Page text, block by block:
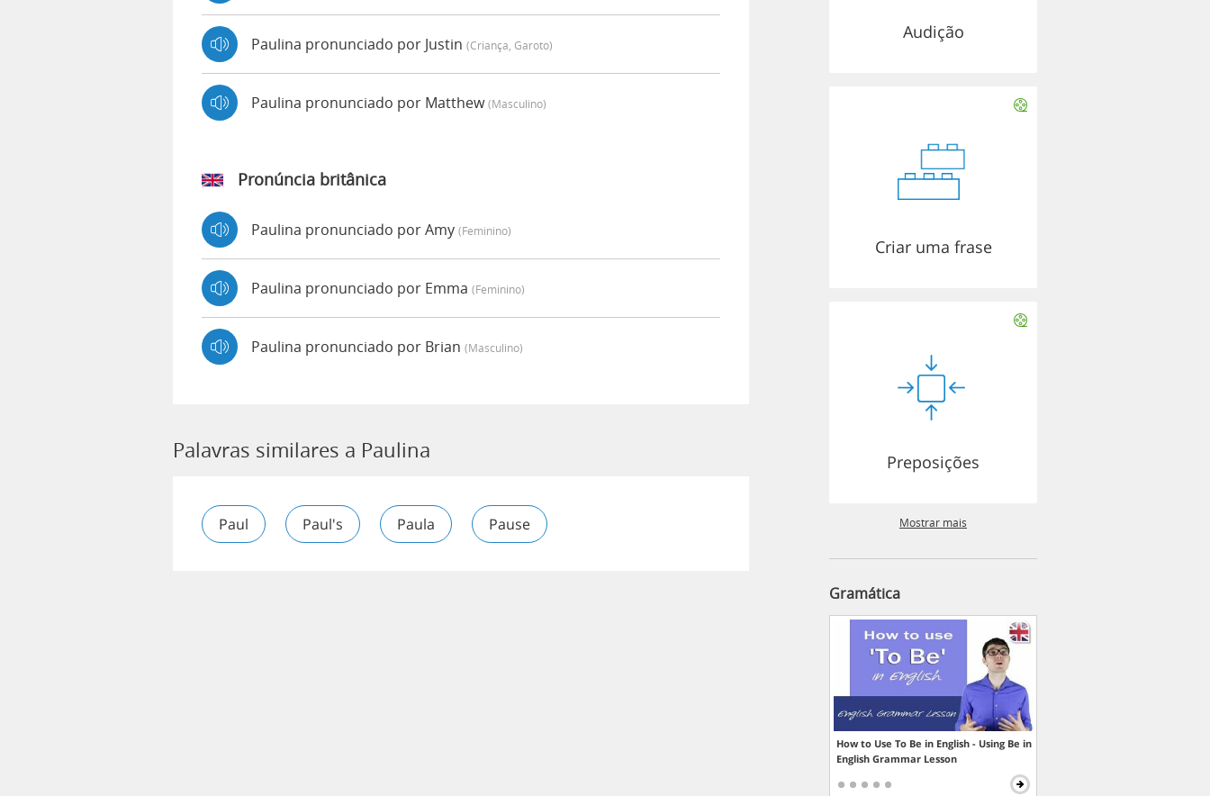
Paulina pronunciado por Justin (criança, Garoto)
Paulina pronunciado por Matthew(masculino)
Pronúncia britânica
Paulina pronunciado por Amy (feminino)
Paulina pronunciado por Emma (feminino)
Paulina pronunciado por Brian (masculino)
Palavras similares a Paulina
Paul Paul's Paula Pause
Audição
Criar uma frase
Preposições
Mostrar mais
Gramática
How to Use To Be in English - Using Be in
English Grammar Lesson